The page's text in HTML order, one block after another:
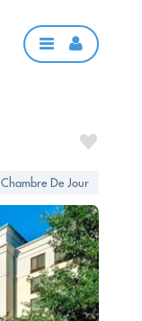
Chambre De Jour